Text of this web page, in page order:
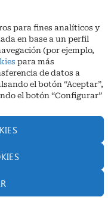
para fines analíticos y
en base a un perfil
(por ejemplo,
para más
de datos a
el botón “Aceptar”,
el botón “Configurar”
km 15,5 M.I. (Córdoba)
-04,58 | Telf. + 34 957 51
porBabait Technology